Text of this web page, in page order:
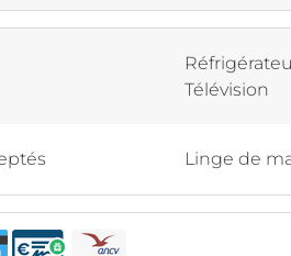
Télévision
Linge de